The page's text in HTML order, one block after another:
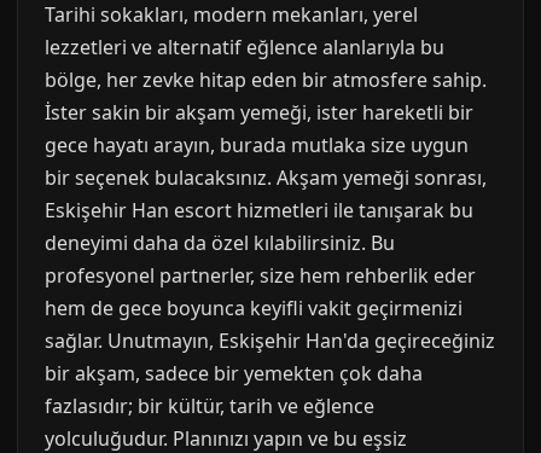
Tarihi sokakları, modern mekanları, yerel
lezzetleri ve alternatif eğlence alanlarıyla bu
bölge, her zevke hitap eden bir atmosfere sahip.
İster sakin bir akşam yemeği, ister hareketli bir
gece hayatı arayın, burada mutlaka size uygun
bir seçenek bulacaksınız. Akşam yemeği sonrası,
Eskişehir Han escort hizmetleri ile tanışarak bu
deneyimi daha da özel kılabilirsiniz. Bu
profesyonel partnerler, size hem rehberlik eder
hem de gece boyunca keyifli vakit geçirmenizi
sağlar. Unutmayın, Eskişehir Han'da geçireceğiniz
bir akşam, sadece bir yemekten çok daha
fazlasıdır; bir kültür, tarih ve eğlence
yolculuğudur. Planınızı yapın ve bu eşsiz